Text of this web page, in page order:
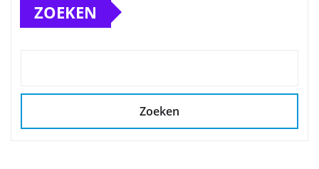
ZOEKEN
Zoeken